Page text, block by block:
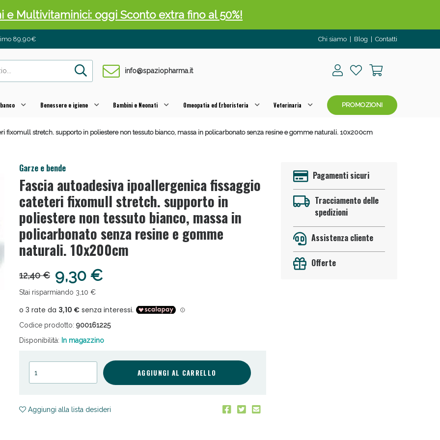
89,90€ Chi siamo Blog Contatti
info@spaziopharma.it
Benessere e igiene Bambini e Neonati Omeopatia ed Erboristeria Veterinaria PROMOZIONI
fixomull stretch. supporto in poliestere non tessuto bianco, massa in policarbonato senza resine e gomme naturali. 10x200cm
Garze e bende
Fascia autoadesiva ipoallergenica fissaggio
cateteri fixomull stretch. supporto in
poliestere non tessuto bianco, massa in
policarbonato senza resine e gomme
naturali. 10x200cm
12,40 € 9,30 €
Stai risparmiando 3,10 €
Codice prodotto: 900161225
Disponibilità: In magazzino
AGGIUNGI AL CARRELLO
Aggiungi alla lista desideri
Pagamenti sicuri
Tracciamento delle
spedizioni
Assistenza cliente
Offerte
e Multivitaminici: oggi Sconto extra fino al 50%!
e Fanghi: Sconto fino al 40% valido oggi!
e Fanghi: Sconto fino al 40% valido oggi!